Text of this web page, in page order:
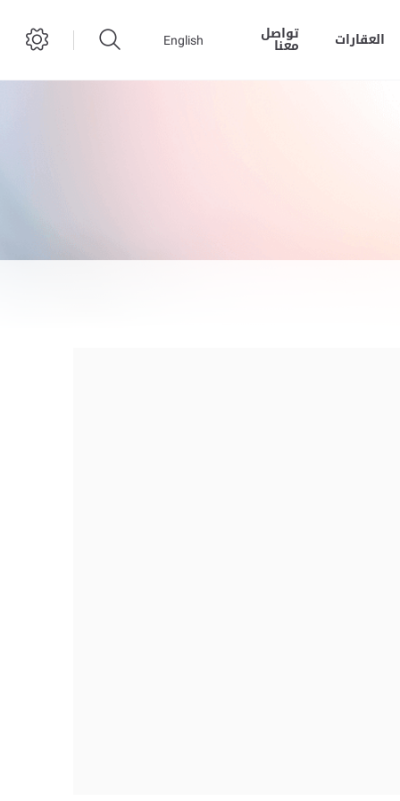
العقارات تواصل
معنا English